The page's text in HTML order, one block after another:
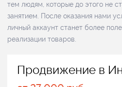
тем людям, которые до этого не
занятием. После оказания нами
личный аккаунт станет более
реализации товаров.
Продвижение в